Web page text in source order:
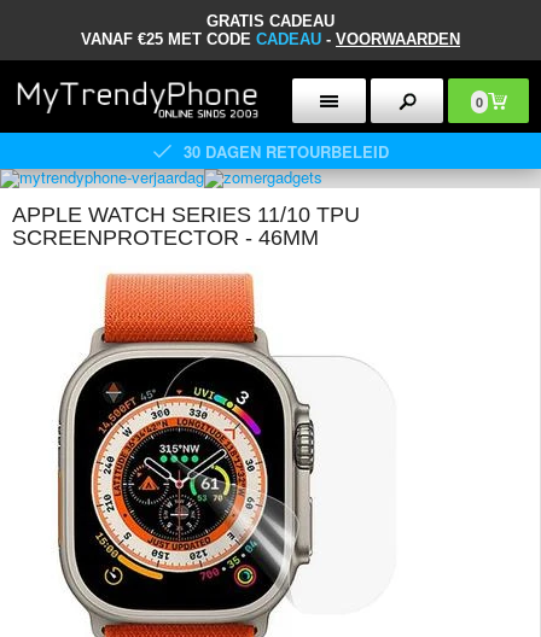
GRATIS CADEAU
VANAF €25 MET CODE CADEAU - VOORWAARDEN
0
30 DAGEN RETOURBELEID
APPLE WATCH SERIES 11/10 TPU
SCREENPROTECTOR - 46MM